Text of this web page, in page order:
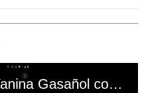
El mal momento de Yanina Gasañol con un hincha argentino en "Subrayado"